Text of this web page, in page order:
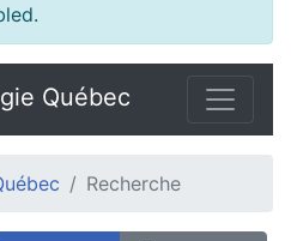
Québec
Recherche